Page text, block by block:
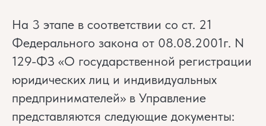
На 3 этапе в соответствии со ст. 21
Федерального закона от 08.08.2001г. N
129-ФЗ «О государственной регистрации
юридических лиц и индивидуальных
предпринимателей» в Управление
представляются следующие документы: